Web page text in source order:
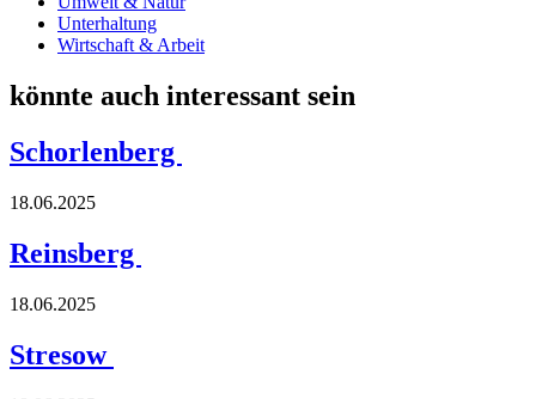
Unterhaltung
Wirtschaft & Arbeit
könnte auch interessant sein
Schorlenberg
18.06.2025
Reinsberg
18.06.2025
Stresow